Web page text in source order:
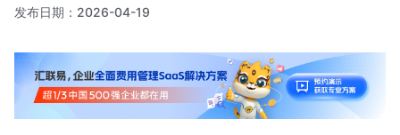
发布日期： 2026-04-19